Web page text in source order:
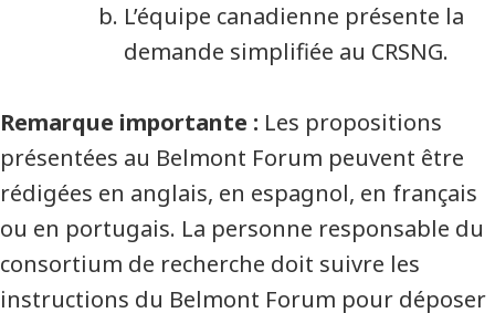
L’équipe canadienne présente la
demande simplifiée au CRSNG.
Remarque importante : Les propositions
présentées au Belmont Forum peuvent être
rédigées en anglais, en espagnol, en français
ou en portugais. La personne responsable du
consortium de recherche doit suivre les
instructions du Belmont Forum pour déposer